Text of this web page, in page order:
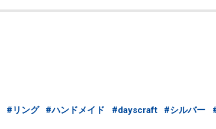
#リング #ハンドメイド #dayscraft #シルバー